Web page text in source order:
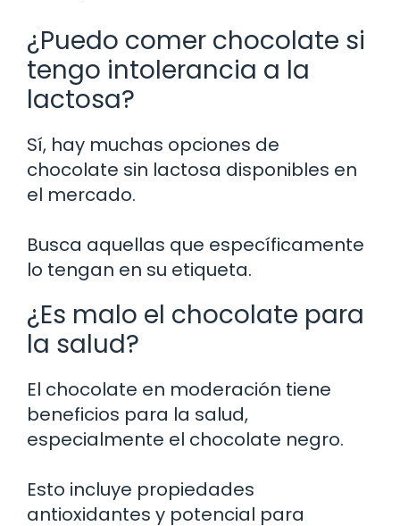
¿Puedo comer chocolate si
tengo intolerancia a la
lactosa?
Sí, hay muchas opciones de
chocolate sin lactosa disponibles en
el mercado.
Busca aquellas que específicamente
lo tengan en su etiqueta.
¿Es malo el chocolate para
la salud?
El chocolate en moderación tiene
beneficios para la salud,
especialmente el chocolate negro.
Esto incluye propiedades
antioxidantes y potencial para